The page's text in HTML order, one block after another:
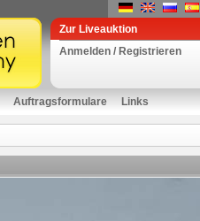
Zur Liveauktion
Anmelden / Registrieren
Auftragsformulare Links